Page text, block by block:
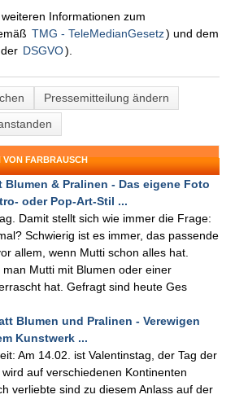
Informationen zum
TMG - TeleMedianGesetz) und dem
DSGVO).
Pressemitteilung ändern
VON FARBRAUSCH
& Pralinen - Das eigene Foto
oder Pop-Art-Stil ...
Damit stellt sich wie immer die Frage:
Schwierig ist es immer, das passende
allem, wenn Mutti schon alles hat.
Mutti mit Blumen oder einer
hat. Gefragt sind heute Ges
Blumen und Pralinen - Verewigen
Kunstwerk ...
Am 14.02. ist Valentinstag, der Tag der
auf verschiedenen Kontinenten
verliebte sind zu diesem Anlass auf der